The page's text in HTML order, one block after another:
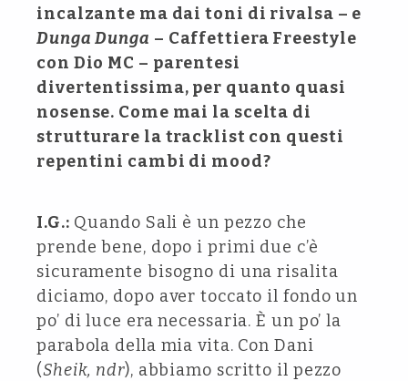
incalzante ma dai toni di rivalsa – e
Dunga Dunga – Caffettiera Freestyle
con Dio MC – parentesi
divertentissima, per quanto quasi
nosense. Come mai la scelta di
strutturare la tracklist con questi
repentini cambi di mood?
I.G.: Quando Sali è un pezzo che
prende bene, dopo i primi due c’è
sicuramente bisogno di una risalita
diciamo, dopo aver toccato il fondo un
po’ di luce era necessaria. È un po’ la
parabola della mia vita. Con Dani
(Sheik, ndr), abbiamo scritto il pezzo